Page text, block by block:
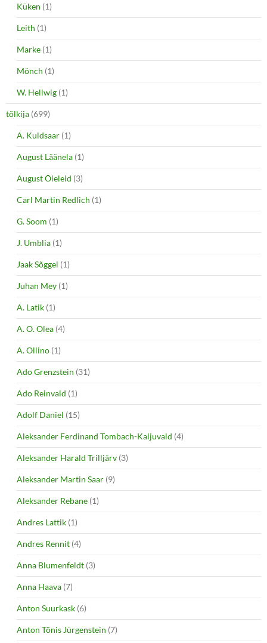
Küken (1)
Leith (1)
Marke (1)
Mönch (1)
W. Hellwig (1)
tõlkija (699)
A. Kuldsaar (1)
August Läänela (1)
August Õieleid (3)
Carl Martin Redlich (1)
G. Soom (1)
J. Umblia (1)
Jaak Sõggel (1)
Juhan Mey (1)
A. Latik (1)
A. O. Olea (4)
A. Ollino (1)
Ado Grenzstein (31)
Ado Reinvald (1)
Adolf Daniel (15)
Aleksander Ferdinand Tombach-Kaljuvald (4)
Aleksander Harald Trilljärv (3)
Aleksander Martin Saar (9)
Aleksander Rebane (1)
Andres Lattik (1)
Andres Rennit (4)
Anna Blumenfeldt (3)
Anna Haava (7)
Anton Suurkask (6)
Anton Tõnis Jürgenstein (7)